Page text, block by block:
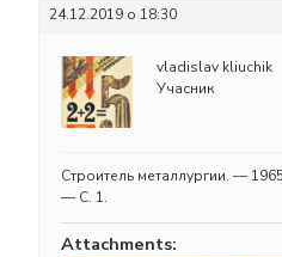
24.12.2019 о 18:30
vladislav kliuchik
Учасник
Строитель металлургии. —
— С. 1.
Attachments: